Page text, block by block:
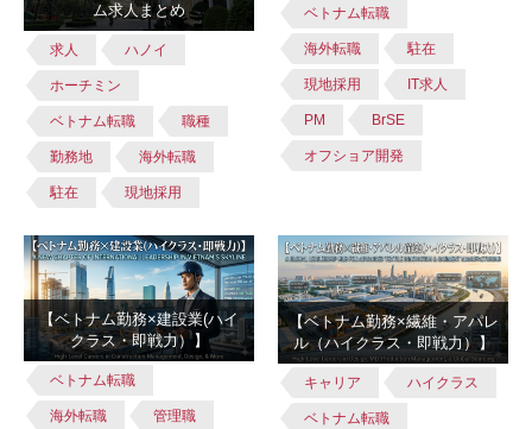
ム求人まとめ
求人 ハノイ
ホーチミン
ベトナム転職 職種
勤務地 海外転職
駐在 現地採用
ベトナム転職
海外転職 駐在
現地採用 IT求人
PM BrSE
オフショア開発
【ベトナム勤務×建設業(ハイ
クラス・即戦力）】
ベトナム転職
海外転職 管理職
【ベトナム勤務×繊維・アパレ
ル（ハイクラス・即戦力）】
キャリア ハイクラス
ベトナム転職